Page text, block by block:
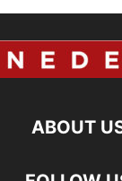
ABOUT